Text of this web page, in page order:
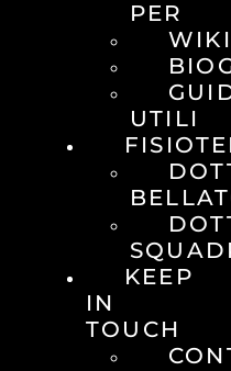
PER
WIKI
UTILI
KEEP
IN
TOUCH